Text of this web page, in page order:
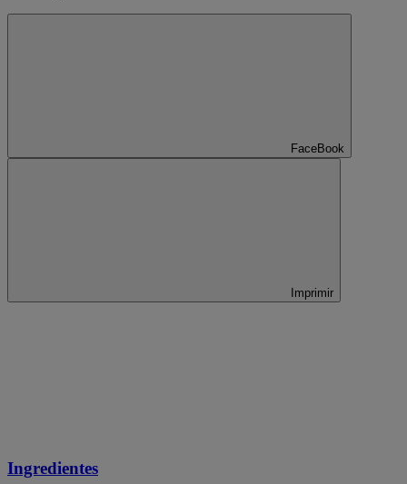
FaceBook
Imprimir
Ingredientes